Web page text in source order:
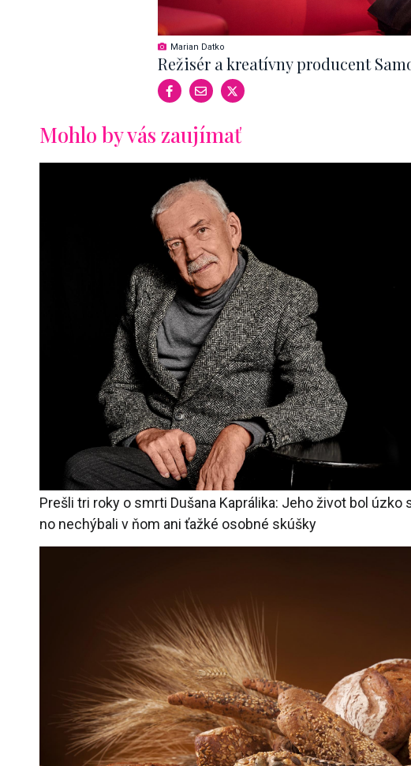
Marian Datko
Režisér a kreatívny producent
Mohlo by vás zaujímať
Prešli tri roky o smrti Dušana Kaprálika: Jeho život bol úzko
no nechýbali v ňom ani ťažké osobné skúšky